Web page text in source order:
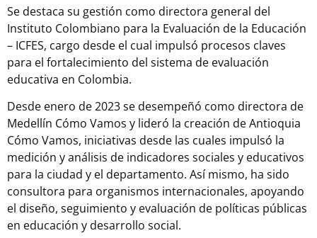
Se destaca su gestión como directora general del
Instituto Colombiano para la Evaluación de la Educación
– ICFES, cargo desde el cual impulsó procesos claves
para el fortalecimiento del sistema de evaluación
educativa en Colombia.
Desde enero de 2023 se desempeñó como directora de
Medellín Cómo Vamos y lideró la creación de Antioquia
Cómo Vamos, iniciativas desde las cuales impulsó la
medición y análisis de indicadores sociales y educativos
para la ciudad y el departamento. Así mismo, ha sido
consultora para organismos internacionales, apoyando
el diseño, seguimiento y evaluación de políticas públicas
en educación y desarrollo social.